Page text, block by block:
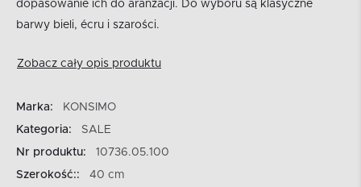
dopasowanie ich do aranżacji. Do wyboru są klasyczne
barwy bieli, écru i szarości.
Zobacz cały opis produktu
Marka:
KONSIMO
Kategoria:
SALE
Nr produktu:
10736.05.100
Szerokość::
40 cm